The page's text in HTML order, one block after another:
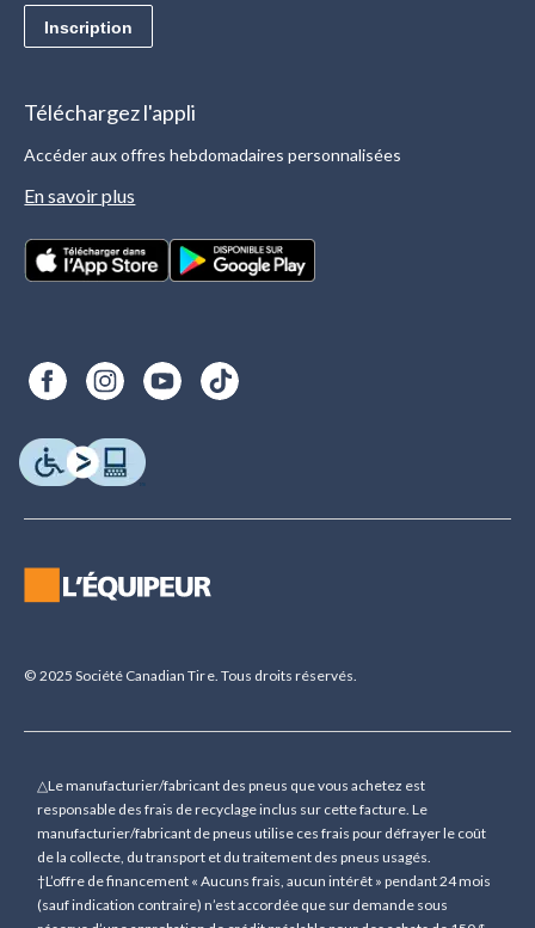
Inscription
Téléchargez l'appli
Accéder aux offres hebdomadaires personnalisées
En savoir plus
© 2025 Société Canadian Tire. Tous droits réservés.
△Le manufacturier/fabricant des pneus que vous achetez est
responsable des frais de recyclage inclus sur cette facture. Le
manufacturier/fabricant de pneus utilise ces frais pour défrayer le coût
de la collecte, du transport et du traitement des pneus usagés.
†L’offre de financement « Aucuns frais, aucun intérêt » pendant 24 mois
(sauf indication contraire) n’est accordée que sur demande sous